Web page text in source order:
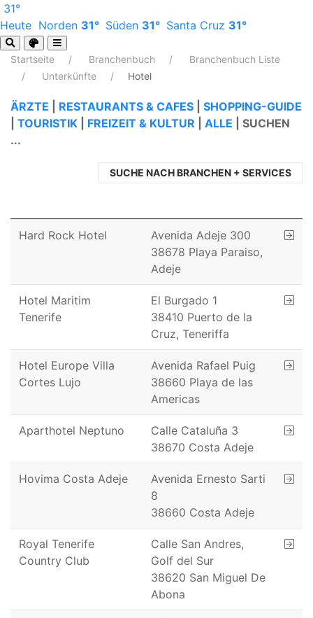
31°
Heute Norden 31° Süden 31° Santa Cruz 31°
Startseite Branchenbuch
Branchenbuch Liste
Unterkünfte
Hotel
ÄRZTE RESTAURANTS & CAFES
SHOPPING-GUIDE
TOURISTIK FREIZEIT & KULTUR ALLE
SUCHEN
...
SUCHE NACH BRANCHEN + SERVICES
Hard Rock Hotel
Avenida Adeje 300
38678 Playa Paraiso,
Adeje
Hotel Maritim
Tenerife
El Burgado 1
38410 Puerto de la
Cruz, Teneriffa
Hotel Europe Villa
Cortes Lujo
Avenida Rafael Puig
38660 Playa de las
Americas
Aparthotel Neptuno
Calle Cataluña 3
38670 Costa Adeje
Hovima Costa Adeje
Avenida Ernesto Sarti
8
38660 Costa Adeje
Royal Tenerife
Country Club
Calle San Andres,
Golf del Sur
38620 San Miguel De
Abona